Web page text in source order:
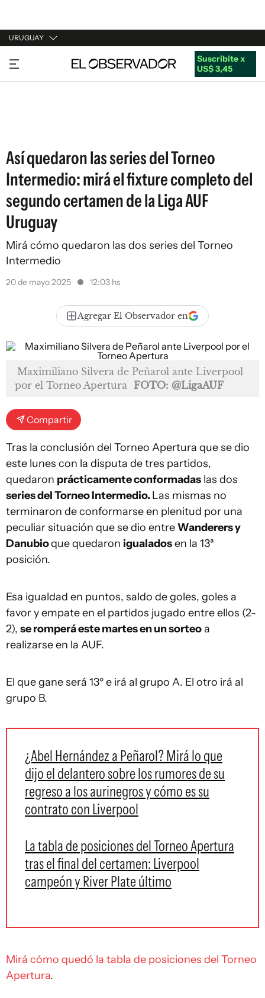
URUGUAY
URUGUAY
ARGENTINA
Suscribite x
US$ 3,45
Así quedaron las series del Torneo
Intermedio: mirá el fixture completo del
segundo certamen de la Liga AUF
Uruguay
Mirá cómo quedaron las dos series del Torneo
Intermedio
20 de mayo 2025 12:03 hs
Agregar El Observador en
Maximiliano Silvera de Peñarol ante Liverpool
por el Torneo Apertura FOTO: @LigaAUF
Compartir
Tras la conclusión del Torneo Apertura que se dio
este lunes con la disputa de tres partidos,
quedaron prácticamente conformadas las dos
series del Torneo Intermedio. Las mismas no
terminaron de conformarse en plenitud por una
peculiar situación que se dio entreWanderers y
Danubioque quedaron igualadosen la 13ª
posición.
Esa igualdad en puntos, saldo de goles, goles a
favor y empate en el partidos jugado entre ellos (2-
2), se romperá este martes en un sorteoa
realizarse en la AUF.
El que gane será 13º e irá al grupo A. El otro irá al
grupo B.
¿Abel Hernández a Peñarol? Mirá lo que
dijo el delantero sobre los rumores de su
regreso a los aurinegros y cómo es su
contrato con Liverpool
La tabla de posiciones del Torneo Apertura
tras el final del certamen: Liverpool
campeón y River Plate último
Mirá cómo quedó la tabla de posiciones del Torneo
Apertura.